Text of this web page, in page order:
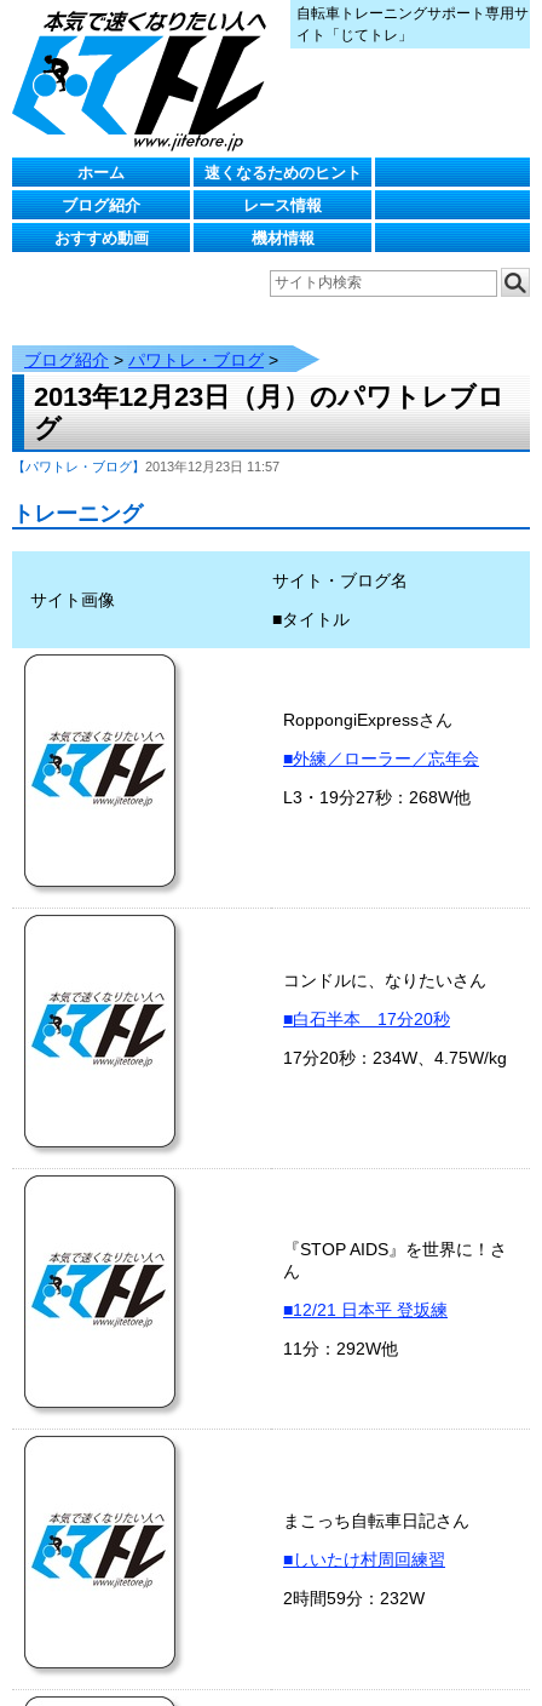
自転車トレーニングサポート専用サ
イト「じてトレ」
ホーム
速くなるためのヒント
ブログ紹介
レース情報
おすすめ動画
機材情報
ブログ紹介 > パワトレ・ブログ>
2013年12月23日（月）のパワトレブロ
グ
【パワトレ・ブログ】 2013年12月23日 11:57
トレーニング
サイト画像
サイト・ブログ名
■タイトル
RoppongiExpressさん
■外練／ローラー／忘年会
L3・19分27秒：268W他
コンドルに、なりたいさん
■白石半本 17分20秒
17分20秒：234W、4.75W/kg
『STOP AIDS』を世界に！さ
ん
■12/21 日本平 登坂練
11分：292W他
まこっち自転車日記さん
■しいたけ村周回練習
2時間59分：232W